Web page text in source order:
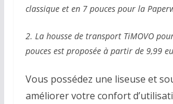
classique et en 7 pouces pour la
2. La housse de transport TiMOVO
pouces est proposée à partir de 9,99
Vous possédez une liseuse et
améliorer votre confort